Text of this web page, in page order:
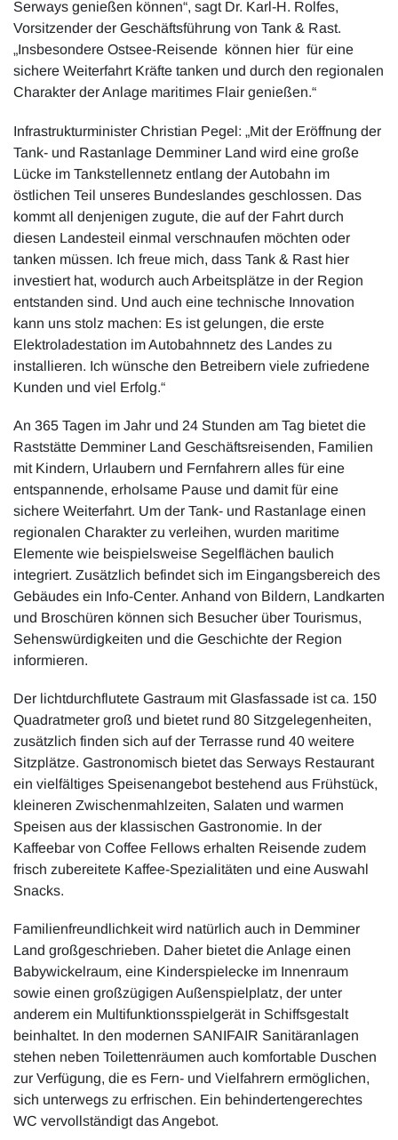
Serways genießen können“, sagt Dr. Karl-H. Rolfes,
Vorsitzender der Geschäftsführung von Tank & Rast.
„Insbesondere Ostsee-Reisende können hier für eine
sichere Weiterfahrt Kräfte tanken und durch den regionalen
Charakter der Anlage maritimes Flair genießen.“
Infrastrukturminister Christian Pegel: „Mit der Eröffnung der
Tank- und Rastanlage Demminer Land wird eine große
Lücke im Tankstellennetz entlang der Autobahn im
östlichen Teil unseres Bundeslandes geschlossen. Das
kommt all denjenigen zugute, die auf der Fahrt durch
diesen Landesteil einmal verschnaufen möchten oder
tanken müssen. Ich freue mich, dass Tank & Rast hier
investiert hat, wodurch auch Arbeitsplätze in der Region
entstanden sind. Und auch eine technische Innovation
kann uns stolz machen: Es ist gelungen, die erste
Elektroladestation im Autobahnnetz des Landes zu
installieren. Ich wünsche den Betreibern viele zufriedene
Kunden und viel Erfolg.“
An 365 Tagen im Jahr und 24 Stunden am Tag bietet die
Raststätte Demminer Land Geschäftsreisenden, Familien
mit Kindern, Urlaubern und Fernfahrern alles für eine
entspannende, erholsame Pause und damit für eine
sichere Weiterfahrt. Um der Tank- und Rastanlage einen
regionalen Charakter zu verleihen, wurden maritime
Elemente wie beispielsweise Segelflächen baulich
integriert. Zusätzlich befindet sich im Eingangsbereich des
Gebäudes ein Info-Center. Anhand von Bildern, Landkarten
und Broschüren können sich Besucher über Tourismus,
Sehenswürdigkeiten und die Geschichte der Region
informieren.
Der lichtdurchflutete Gastraum mit Glasfassade ist ca. 150
Quadratmeter groß und bietet rund 80 Sitzgelegenheiten,
zusätzlich finden sich auf der Terrasse rund 40 weitere
Sitzplätze. Gastronomisch bietet das Serways Restaurant
ein vielfältiges Speisenangebot bestehend aus Frühstück,
kleineren Zwischenmahlzeiten, Salaten und warmen
Speisen aus der klassischen Gastronomie. In der
Kaffeebar von Coffee Fellows erhalten Reisende zudem
frisch zubereitete Kaffee-Spezialitäten und eine Auswahl
Snacks.
Familienfreundlichkeit wird natürlich auch in Demminer
Land großgeschrieben. Daher bietet die Anlage einen
Babywickelraum, eine Kinderspielecke im Innenraum
sowie einen großzügigen Außenspielplatz, der unter
anderem ein Multifunktionsspielgerät in Schiffsgestalt
beinhaltet. In den modernen SANIFAIR Sanitäranlagen
stehen neben Toilettenräumen auch komfortable Duschen
zur Verfügung, die es Fern- und Vielfahrern ermöglichen,
sich unterwegs zu erfrischen. Ein behindertengerechtes
WC vervollständigt das Angebot.